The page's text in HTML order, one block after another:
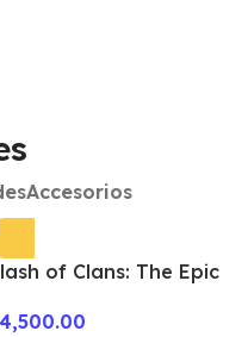
Accesorios
of Clans: The Epic
4,500.00